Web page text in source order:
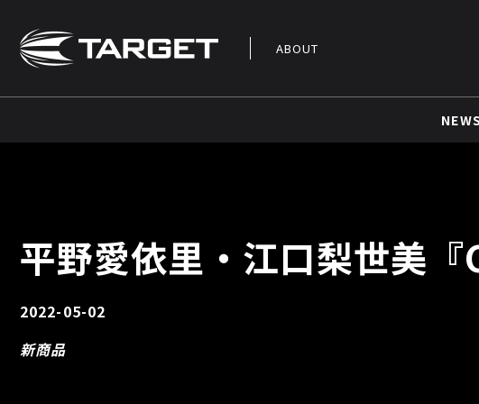
ABOUT
NEWS
平野愛依里・江口梨世美
2022-05-02
新商品